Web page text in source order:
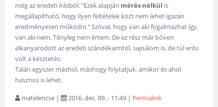
még az eredeti írásból: "Ezek alapján mérés nélkül is
megállapítható, hogy ilyen feltételek közt nem lehet igazán
eredményesen működni." Szóval, hogy van aki fogalmazhat így,
van aki nem. Tényleg nem értem. De ez rész már bőven
elkanyarodott az eredeti szándékaimtól, sajnálom is, de túl erős
volt a késztetés.
Talán egyszer máshol, máshogy folytatjuk. amikor és ahol
hasznos is lehet.
matelencse | 2016. dec. 09. - 11:49 | Permalink